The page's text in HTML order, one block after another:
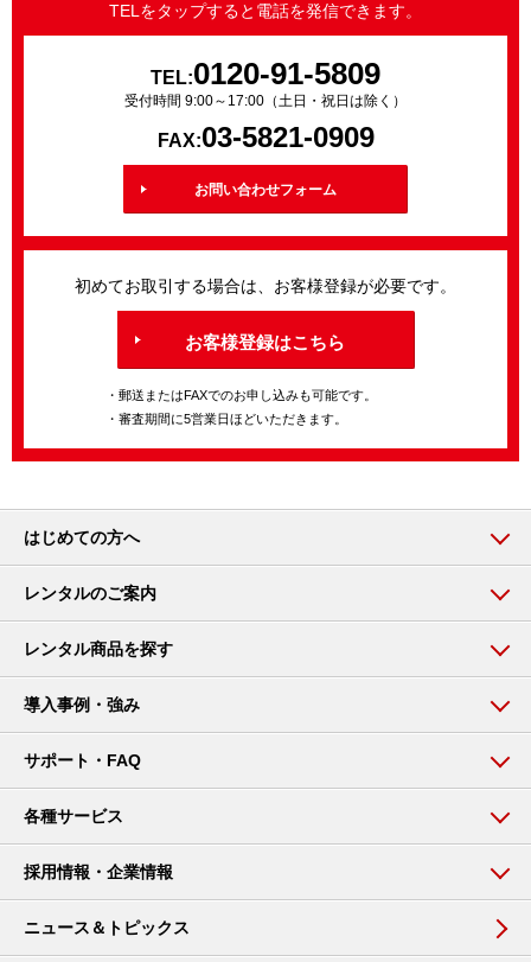
TELをタップすると電話を発信できます。
TEL:0120-91-5809
受付時間 9:00～17:00（土日・祝日は除く）
FAX:03-5821-0909
お問い合わせフォーム
初めてお取引する場合は、お客様登録が必要です。
お客様登録はこちら
・郵送またはFAXでのお申し込みも可能です。
・審査期間に5営業日ほどいただきます。
はじめての方へ
レンタルのご案内
レンタル商品を探す
導入事例・強み
サポート・FAQ
各種サービス
採用情報・企業情報
ニュース＆トピックス